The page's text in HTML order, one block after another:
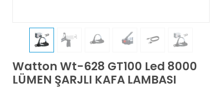
Watton Wt-628 GT100 Led 8000
LÜMEN ŞARJLI KAFA LAMBASI